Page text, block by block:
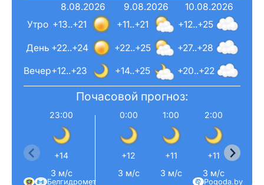
8.08.2026
+13..+21
+22..+24
+12..+23
9.08.2026
+11..+21
+22..+25
+14..+25
10.08.2026
+12..+25
+27..+28
+20..+22
Вечер
День
Утро
Почасовой прогноз:
23:00
+14
3 м/с
0:00
+12
3 м/с
1:00
+11
3 м/с
2:00
+11
3 м/с
Pogoda.by
Белгидромет